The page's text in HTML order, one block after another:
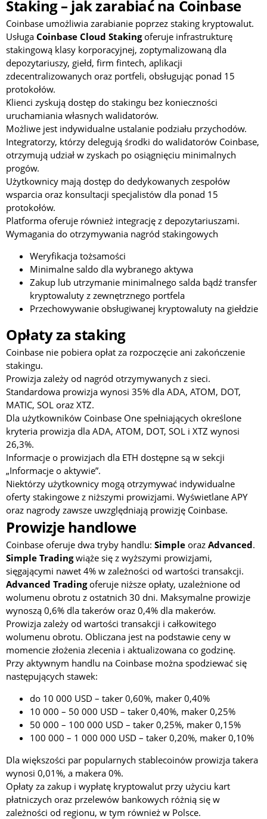
Staking – jak zarabiać na Coinbase
Coinbase umożliwia zarabianie poprzez staking kryptowalut.
Usługa Coinbase Cloud Stakingoferuje infrastrukturę
stakingową klasy korporacyjnej, zoptymalizowaną dla
depozytariuszy, giełd, firm fintech, aplikacji
zdecentralizowanych oraz portfeli, obsługując ponad 15
protokołów.
Klienci zyskują dostęp do stakingu bez konieczności
uruchamiania własnych walidatorów.
Możliwe jest indywidualne ustalanie podziału przychodów.
Integratorzy, którzy delegują środki do walidatorów Coinbase,
otrzymują udział w zyskach po osiągnięciu minimalnych
progów.
Użytkownicy mają dostęp do dedykowanych zespołów
wsparcia oraz konsultacji specjalistów dla ponad 15
protokołów.
Platforma oferuje również integrację z depozytariuszami.
Wymagania do otrzymywania nagród stakingowych
Weryfikacja tożsamości
Minimalne saldo dla wybranego aktywa
Zakup lub utrzymanie minimalnego salda bądź transfer
kryptowaluty z zewnętrznego portfela
Przechowywanie obsługiwanej kryptowaluty na giełdzie
Opłaty za staking
Coinbase nie pobiera opłat za rozpoczęcie ani zakończenie
stakingu.
Prowizja zależy od nagród otrzymywanych z sieci.
Standardowa prowizja wynosi 35% dla ADA, ATOM, DOT,
MATIC, SOL oraz XTZ.
Dla użytkowników Coinbase One spełniających określone
kryteria prowizja dla ADA, ATOM, DOT, SOL i XTZ wynosi
26,3%.
Informacje o prowizjach dla ETH dostępne są w sekcji
„Informacje o aktywie”.
Niektórzy użytkownicy mogą otrzymywać indywidualne
oferty stakingowe z niższymi prowizjami. Wyświetlane APY
oraz nagrody zawsze uwzględniają prowizję Coinbase.
Prowizje handlowe
Coinbase oferuje dwa tryby handlu: Simple oraz Advanced.
Simple Tradingwiąże się z wyższymi prowizjami,
sięgającymi nawet 4% w zależności od wartości transakcji.
Advanced Tradingoferuje niższe opłaty, uzależnione od
wolumenu obrotu z ostatnich 30 dni. Maksymalne prowizje
wynoszą 0,6% dla takerów oraz 0,4% dla makerów.
Prowizja zależy od wartości transakcji i całkowitego
wolumenu obrotu. Obliczana jest na podstawie ceny w
momencie złożenia zlecenia i aktualizowana co godzinę.
Przy aktywnym handlu na Coinbase można spodziewać się
następujących stawek:
do 10 000 USD – taker 0,60%, maker 0,40%
10 000 – 50 000 USD – taker 0,40%, maker 0,25%
50 000 – 100 000 USD – taker 0,25%, maker 0,15%
100 000 – 1 000 000 USD – taker 0,20%, maker 0,10%
Dla większości par popularnych stablecoinów prowizja takera
wynosi 0,01%, a makera 0%.
Opłaty za zakup i wypłatę kryptowalut przy użyciu kart
płatniczych oraz przelewów bankowych różnią się w
zależności od regionu, w tym również w Polsce.